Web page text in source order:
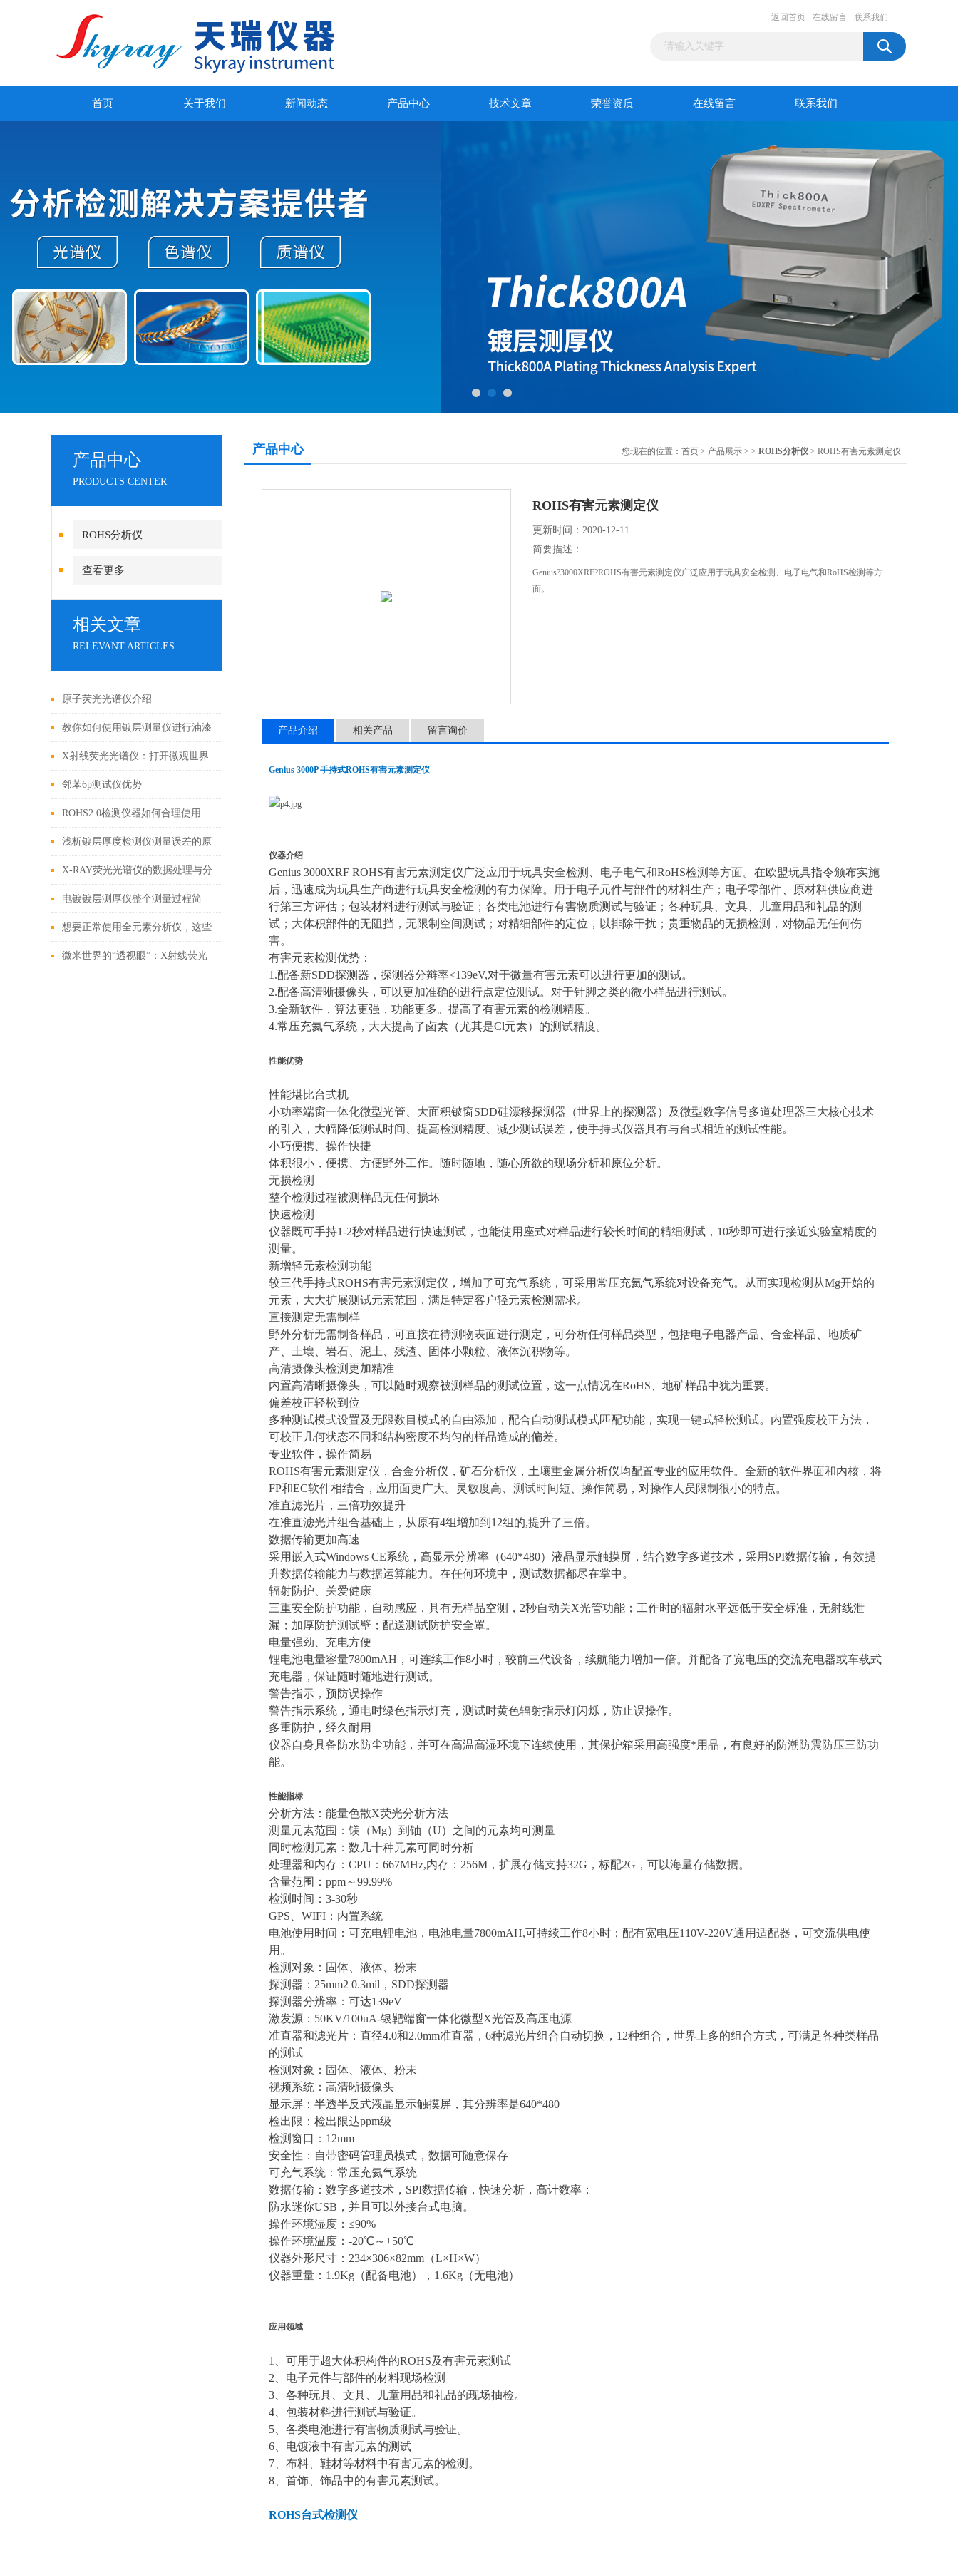
返回首页 在线留言 联系我们
首页 关于我们 新闻动态 产品中心 技术文章 荣誉资质 在线留言 联系我们
产品中心
PRODUCTS CENTER
ROHS分析仪
查看更多
相关文章
RELEVANT ARTICLES
原子荧光光谱仪介绍
教你如何使用镀层测量仪进行油漆
漆膜厚度的测量
X射线荧光光谱仪：打开微观世界
的钥匙
邻苯6p测试仪优势
ROHS2.0检测仪器如何合理使用
呢？掌握这九点
浅析镀层厚度检测仪测量误差的原
因
X-RAY荧光光谱仪的数据处理与分
析方法
电镀镀层测厚仪整个测量过程简
单、快速且不会对样品造成损害
想要正常使用全元素分析仪，这些
细节不能忽视
微米世界的“透视眼”：X射线荧光
产品中心 您现在的位置： 首页 > 产品展示 > > ROHS分析仪 > ROHS有害元素测定仪
ROHS有害元素测定仪
更新时间：2020-12-11
简要描述：
Genius?3000XRF?ROHS有害元素测定仪广泛应用于玩具安全检测、电子电气和RoHS检测等方
面。
产品介绍 相关产品 留言询价
Genius 3000P 手持式ROHS有害元素测定仪
仪器介绍
Genius 3000XRF ROHS有害元素测定仪广泛应用于玩具安全检测、电子电气和RoHS检测等方面。在欧盟玩具指令颁布实施
后，迅速成为玩具生产商进行玩具安全检测的有力保障。用于电子元件与部件的材料生产；电子零部件、原材料供应商进
行第三方评估；包装材料进行测试与验证；各类电池进行有害物质测试与验证；各种玩具、文具、儿童用品和礼品的测
试；大体积部件的无阻挡，无限制空间测试；对精细部件的定位，以排除干扰；贵重物品的无损检测，对物品无任何伤
害。
有害元素检测优势：
1.配备新SDD探测器，探测器分辩率<139eV,对于微量有害元素可以进行更加的测试。
2.配备高清晰摄像头，可以更加准确的进行点定位测试。对于针脚之类的微小样品进行测试。
3.全新软件，算法更强，功能更多。提高了有害元素的检测精度。
4.常压充氦气系统，大大提高了卤素（尤其是Cl元素）的测试精度。
性能优势
性能堪比台式机
小功率端窗一体化微型光管、大面积铍窗SDD硅漂移探测器（世界上的探测器）及微型数字信号多道处理器三大核心技术
的引入，大幅降低测试时间、提高检测精度、减少测试误差，使手持式仪器具有与台式相近的测试性能。
小巧便携、操作快捷
体积很小，便携、方便野外工作。随时随地，随心所欲的现场分析和原位分析。
无损检测
整个检测过程被测样品无任何损坏
快速检测
仪器既可手持1-2秒对样品进行快速测试，也能使用座式对样品进行较长时间的精细测试，10秒即可进行接近实验室精度的
测量。
新增轻元素检测功能
较三代手持式ROHS有害元素测定仪，增加了可充气系统，可采用常压充氦气系统对设备充气。从而实现检测从Mg开始的
元素，大大扩展测试元素范围，满足特定客户轻元素检测需求。
直接测定无需制样
野外分析无需制备样品，可直接在待测物表面进行测定，可分析任何样品类型，包括电子电器产品、合金样品、地质矿
产、土壤、岩石、泥土、残渣、固体小颗粒、液体沉积物等。
高清摄像头检测更加精准
内置高清晰摄像头，可以随时观察被测样品的测试位置，这一点情况在RoHS、地矿样品中犹为重要。
偏差校正轻松到位
多种测试模式设置及无限数目模式的自由添加，配合自动测试模式匹配功能，实现一键式轻松测试。内置强度校正方法，
可校正几何状态不同和结构密度不均匀的样品造成的偏差。
专业软件，操作简易
ROHS有害元素测定仪，合金分析仪，矿石分析仪，土壤重金属分析仪均配置专业的应用软件。全新的软件界面和内核，将
FP和EC软件相结合，应用面更广大。灵敏度高、测试时间短、操作简易，对操作人员限制很小的特点。
准直滤光片，三倍功效提升
在准直滤光片组合基础上，从原有4组增加到12组的,提升了三倍。
数据传输更加高速
采用嵌入式Windows CE系统，高显示分辨率（640*480）液晶显示触摸屏，结合数字多道技术，采用SPI数据传输，有效提
升数据传输能力与数据运算能力。在任何环境中，测试数据都尽在掌中。
辐射防护、关爱健康
三重安全防护功能，自动感应，具有无样品空测，2秒自动关X光管功能；工作时的辐射水平远低于安全标准，无射线泄
漏；加厚防护测试壁；配送测试防护安全罩。
电量强劲、充电方便
锂电池电量容量7800mAH，可连续工作8小时，较前三代设备，续航能力增加一倍。并配备了宽电压的交流充电器或车载式
充电器，保证随时随地进行测试。
警告指示，预防误操作
警告指示系统，通电时绿色指示灯亮，测试时黄色辐射指示灯闪烁，防止误操作。
多重防护，经久耐用
仪器自身具备防水防尘功能，并可在高温高湿环境下连续使用，其保护箱采用高强度*用品，有良好的防潮防震防压三防功
能。
性能指标
分析方法：能量色散X荧光分析方法
测量元素范围：镁（Mg）到铀（U）之间的元素均可测量
同时检测元素：数几十种元素可同时分析
处理器和内存：CPU：667MHz,内存：256M，扩展存储支持32G，标配2G，可以海量存储数据。
含量范围：ppm～99.99%
检测时间：3-30秒
GPS、WIFI：内置系统
电池使用时间：可充电锂电池，电池电量7800mAH,可持续工作8小时；配有宽电压110V-220V通用适配器，可交流供电使
用。
检测对象：固体、液体、粉末
探测器：25mm2 0.3mil，SDD探测器
探测器分辨率：可达139eV
激发源：50KV/100uA-银靶端窗一体化微型X光管及高压电源
准直器和滤光片：直径4.0和2.0mm准直器，6种滤光片组合自动切换，12种组合，世界上多的组合方式，可满足各种类样品
的测试
检测对象：固体、液体、粉末
视频系统：高清晰摄像头
显示屏：半透半反式液晶显示触摸屏，其分辨率是640*480
检出限：检出限达ppm级
检测窗口：12mm
安全性：自带密码管理员模式，数据可随意保存
可充气系统：常压充氦气系统
数据传输：数字多道技术，SPI数据传输，快速分析，高计数率；
防水迷你USB，并且可以外接台式电脑。
操作环境湿度：≤90%
操作环境温度：-20℃～+50℃
仪器外形尺寸：234×306×82mm（L×H×W）
仪器重量：1.9Kg（配备电池），1.6Kg（无电池）
应用领域
1、可用于超大体积构件的ROHS及有害元素测试
2、电子元件与部件的材料现场检测
3、各种玩具、文具、儿童用品和礼品的现场抽检。
4、包装材料进行测试与验证。
5、各类电池进行有害物质测试与验证。
6、电镀液中有害元素的测试
7、布料、鞋材等材料中有害元素的检测。
8、首饰、饰品中的有害元素测试。
ROHS台式检测仪